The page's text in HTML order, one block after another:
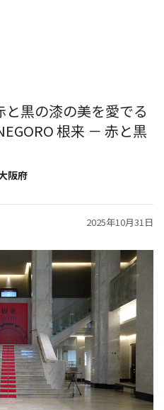
と黒の漆の美を愛でる
根来 － 赤と黒
阪府
2025年10月31日